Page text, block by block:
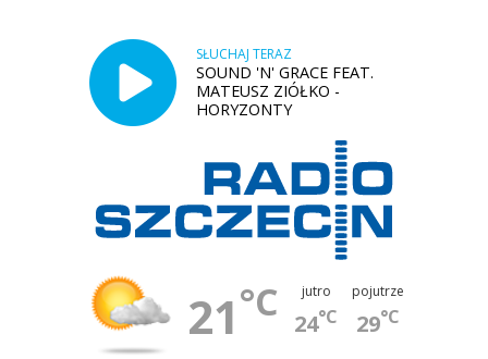
SŁUCHAJ TERAZ
SOUND 'N' GRACE FEAT.
MATEUSZ ZIÓŁKO -
HORYZONTY
21°C jutro
24°C
pojutrze
29°C